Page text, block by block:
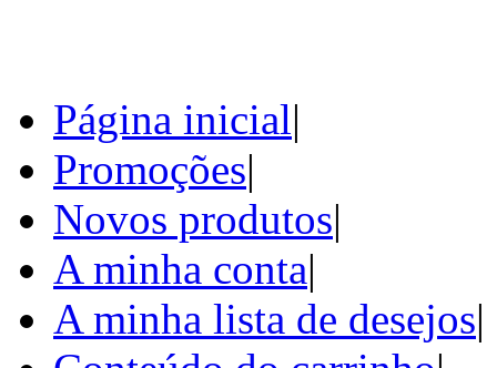
Página inicial|
Promoções|
Novos produtos|
A minha conta|
A minha lista de desejos|